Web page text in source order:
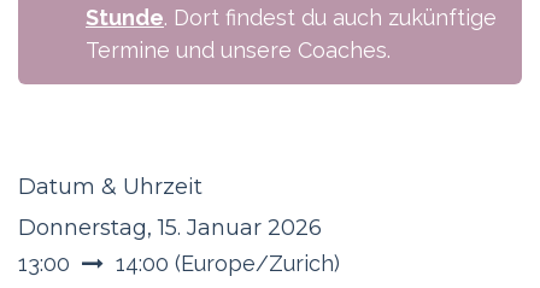
Stunde. Dort findest du auch zukünftige
Termine und unsere Coaches.
Datum & Uhrzeit
Donnerstag, 15. Januar 2026
13:00 14:00 (Europe/Zurich)